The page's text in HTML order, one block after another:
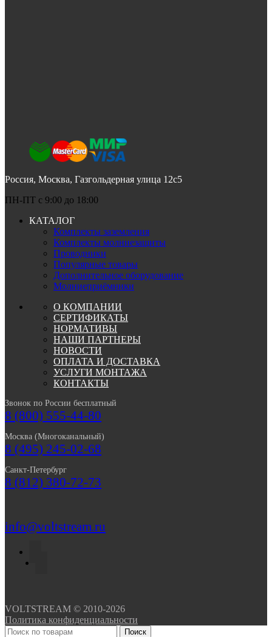
Россия, Москва, Газгольдерная улица 12с5
ПН-ПТ c 9:00 до 18:00
КАТАЛОГ
Комплекты заземления
Комплекты молниезащиты
Проводники
Популярные товары
Дополнительное оборудование
Молниеприёмники
О КОМПАНИИ
СЕРТИФИКАТЫ
НОРМАТИВЫ
НАШИ ПАРТНЕРЫ
НОВОСТИ
ОПЛАТА И ДОСТАВКА
УСЛУГИ МОНТАЖА
КОНТАКТЫ
Звонок по России бесплатный
8 (800) 555-44-80
Москва (Многоканальный)
8 (495) 245-02-68
Санкт-Петербург
8 (812) 380-72-73
info@voltstream.ru
VOLTSTREAM © 2010-2026
Политика конфиденциальности
Поиск